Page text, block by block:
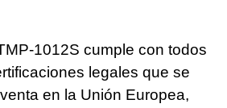
1012S cumple con todos
legales que se
en la Unión Europea,